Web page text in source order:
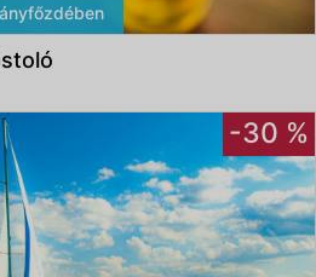
-30 %